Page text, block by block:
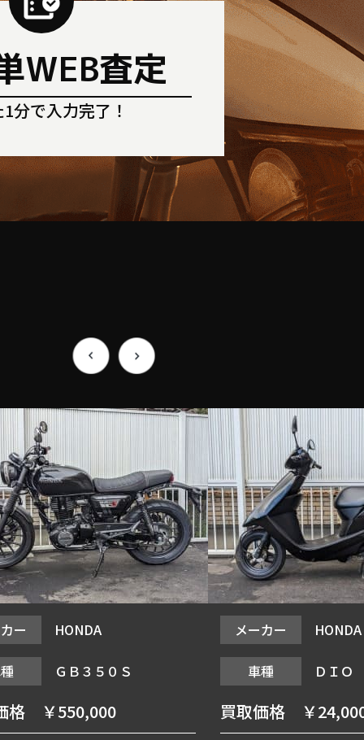
WEB査定
分で入力完了！
ー HONDA
ＧＢ３５０Ｓ
格 ￥550,000
メーカー HONDA
車種 ＤＩＯ
買取価格 ￥